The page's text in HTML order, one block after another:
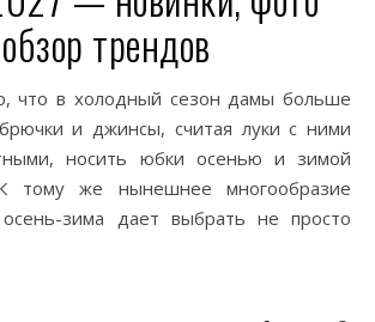
обзор трендов
и джинсы, считая луки с ними
носить юбки осенью и зимой
тому же нынешнее многообразие
зима дает выбрать не просто